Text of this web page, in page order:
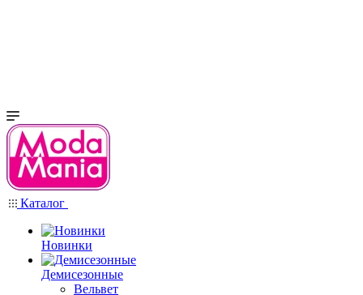
Каталог
Новинки
Демисезонные
Вельвет